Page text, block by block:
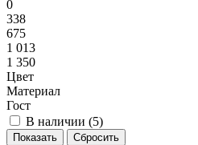
0
338
675
1 013
1 350
Цвет
Материал
Гост
В наличии (5)
Показать Сбросить